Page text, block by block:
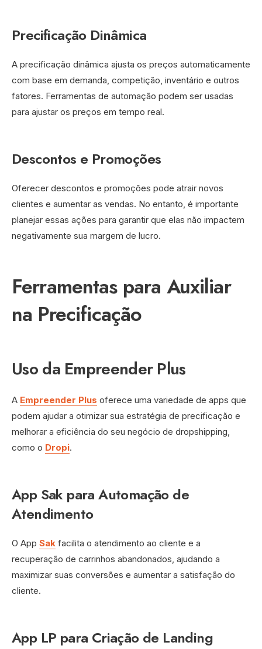
Precificação Dinâmica
A precificação dinâmica ajusta os preços automaticamente
com base em demanda, competição, inventário e outros
fatores. Ferramentas de automação podem ser usadas
para ajustar os preços em tempo real.
Descontos e Promoções
Oferecer descontos e promoções pode atrair novos
clientes e aumentar as vendas. No entanto, é importante
planejar essas ações para garantir que elas não impactem
negativamente sua margem de lucro.
Ferramentas para Auxiliar
na Precificação
Uso da Empreender Plus
A Empreender Plus oferece uma variedade de apps que
podem ajudar a otimizar sua estratégia de precificação e
melhorar a eficiência do seu negócio de dropshipping,
como o Dropi.
App Sak para Automação de
Atendimento
O App Sak facilita o atendimento ao cliente e a
recuperação de carrinhos abandonados, ajudando a
maximizar suas conversões e aumentar a satisfação do
cliente.
App LP para Criação de Landing